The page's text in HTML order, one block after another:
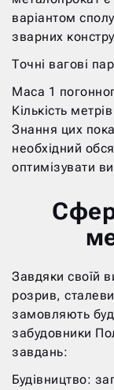
варіантом
зварних
Точні вагові
Маса 1
Кількість
Знання цих
необхідний
оптимізувати
Завдяки своїй
розрив,
замовляють
забудовники
завдань:
Будівництво: